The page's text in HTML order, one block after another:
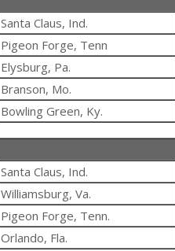
Santa Claus, Ind.
Pigeon Forge, Tenn
Elysburg, Pa.
Branson, Mo.
Bowling Green, Ky.
Santa Claus, Ind.
Williamsburg, Va.
Pigeon Forge, Tenn.
Orlando, Fla.